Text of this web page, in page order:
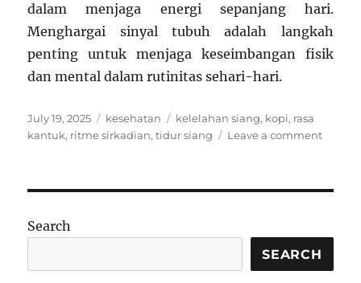
dalam menjaga energi sepanjang hari.
Menghargai sinyal tubuh adalah langkah
penting untuk menjaga keseimbangan fisik
dan mental dalam rutinitas sehari-hari.
Posted
on
July 19, 2025 Categories
kesehatan Tags
kelelahan siang, kopi, rasa
kantuk, ritme sirkadian,tidur siang Leave a commenton
Tubuh
Sinyal
Search
SEARCH